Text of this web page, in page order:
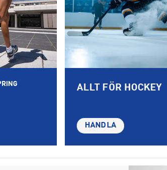
ALLT FÖR HOCKEY
HANDLA